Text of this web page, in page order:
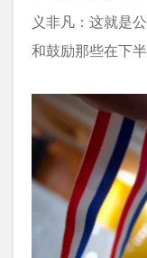
义非凡：这就是
和鼓励那些在下